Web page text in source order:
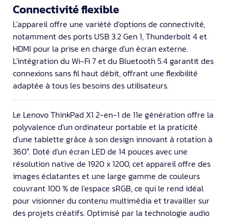
Connectivité flexible
L'appareil offre une variété d'options de connectivité,
notamment des ports USB 3.2 Gen 1, Thunderbolt 4 et
HDMI pour la prise en charge d'un écran externe.
L'intégration du Wi-Fi 7 et du Bluetooth 5.4 garantit des
connexions sans fil haut débit, offrant une flexibilité
adaptée à tous les besoins des utilisateurs.
Le Lenovo ThinkPad X1 2-en-1 de 11e génération offre la
polyvalence d'un ordinateur portable et la praticité
d'une tablette grâce à son design innovant à rotation à
360°. Doté d'un écran LED de 14 pouces avec une
résolution native de 1920 x 1200, cet appareil offre des
images éclatantes et une large gamme de couleurs
couvrant 100 % de l'espace sRGB, ce qui le rend idéal
pour visionner du contenu multimédia et travailler sur
des projets créatifs. Optimisé par la technologie audio